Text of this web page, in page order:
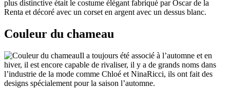
plus distinctive était le costume élégant fabriqué par Oscar de la
Renta et décoré avec un corset en argent avec un dessus blanc.
Couleur du chameau
Il a toujours été associé à l’automne et en
hiver, il est encore capable de rivaliser, il y a de grands noms dans
l’industrie de la mode comme Chloé et NinaRicci, ils ont fait des
designs spécialement pour la saison l’automne.